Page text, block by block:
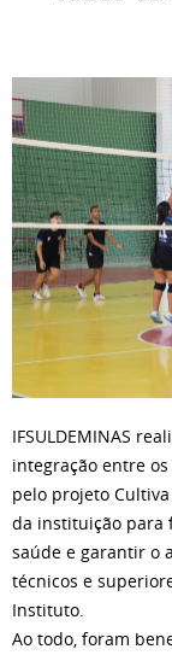
IFSULDEMINAS
integração entre
pelo projeto
da instituição para
saúde e garantir o
técnicos e
Instituto.
Ao todo, foram